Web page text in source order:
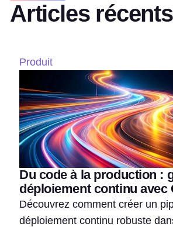
Articles récents
Produit
Du code à la production :
déploiement continu avec
Découvrez comment créer un
déploiement continu robuste